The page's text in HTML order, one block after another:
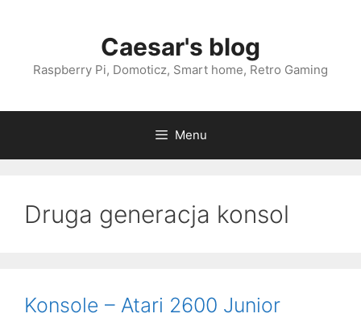
Caesar's blog
Raspberry Pi, Domoticz, Smart home, Retro Gaming
Menu
Druga generacja konsol
Konsole – Atari 2600 Junior